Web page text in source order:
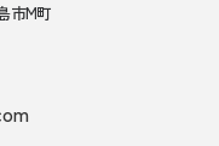
市M町